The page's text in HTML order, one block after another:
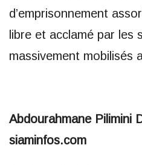
d’emprisonnement
libre et acclamé par les
massivement mobilisés
Abdourahmane Pilimini
siaminfos.com